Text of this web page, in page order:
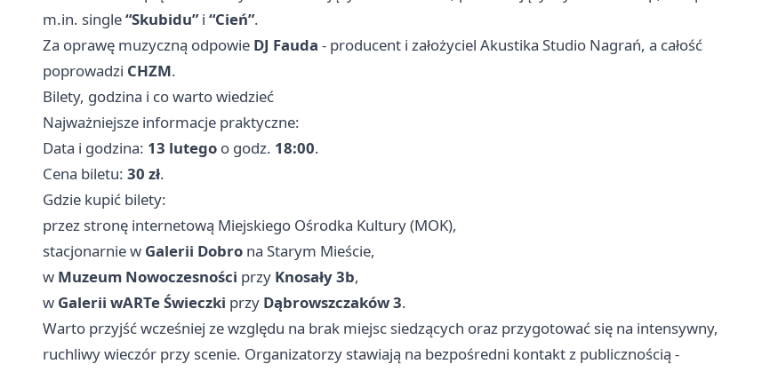
m.in. single“Skubidu”i “Cień”.
Za oprawę muzyczną odpowie DJ Fauda - producent i założyciel Akustika Studio Nagrań, a całość
poprowadzi CHZM.
Bilety, godzina i co warto wiedzieć
Najważniejsze informacje praktyczne:
Data i godzina: 13 lutego o godz. 18:00.
Cena biletu: 30 zł.
Gdzie kupić bilety:
przez stronę internetową Miejskiego Ośrodka Kultury (MOK),
stacjonarnie w Galerii Dobro na Starym Mieście,
w Muzeum Nowoczesności przy Knosały 3b,
w Galerii wARTe Świeczki przy Dąbrowszczaków 3.
Warto przyjść wcześniej ze względu na brak miejsc siedzących oraz przygotować się na intensywny,
ruchliwy wieczór przy scenie. Organizatorzy stawiają na bezpośredni kontakt z publicznością -